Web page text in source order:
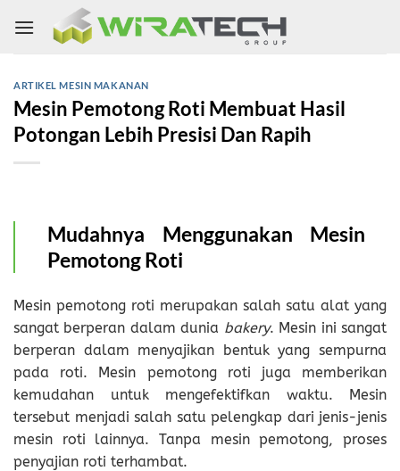
ARTIKEL MESIN MAKANAN
Mesin Pemotong Roti Membuat Hasil
Potongan Lebih Presisi Dan Rapih
Mudahnya Menggunakan Mesin
Pemotong Roti
Mesin pemotong roti merupakan salah satu alat yang
sangat berperan dalam dunia bakery. Mesin ini sangat
berperan dalam menyajikan bentuk yang sempurna
pada roti. Mesin pemotong roti juga memberikan
kemudahan untuk mengefektifkan waktu. Mesin
tersebut menjadi salah satu pelengkap dari jenis-jenis
mesin roti lainnya. Tanpa mesin pemotong, proses
penyajian roti terhambat.